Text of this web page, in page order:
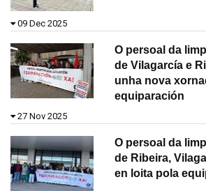
09 Dec 2025
O persoal da
de Vilagarcía e
unha nova
equiparación
27 Nov 2025
O persoal da
de Ribeira,
en loita pola